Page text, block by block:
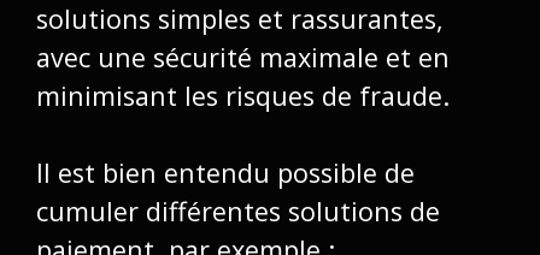
solutions simples et rassurantes,
avec une sécurité maximale et en
minimisant les risques de fraude.
Il est bien entendu possible de
cumuler différentes solutions de